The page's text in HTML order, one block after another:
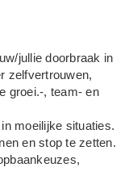
jullie doorbraak in
zelfvertrouwen,
groei.-, team- en
moeilijke situaties.
en stop te zetten.